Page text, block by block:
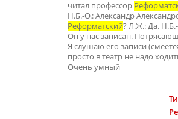
читал профессор
Н.Б.-О.: Александр
Реформатский? Л.Ж.: Да.
Он у нас записан.
Я слушаю его записи
просто в театр не надо
Очень умный